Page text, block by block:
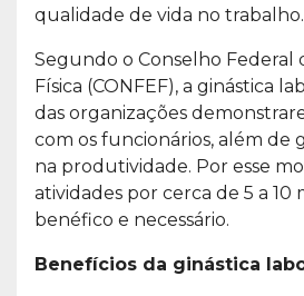
qualidade de vida no trabalho.
Segundo o Conselho Federal
Física (CONFEF), a ginástica
das organizações
com os funcionários, além de
na produtividade. Por esse
atividades por cerca de 5 a 10
benéfico e necessário.
Benefícios da ginástica